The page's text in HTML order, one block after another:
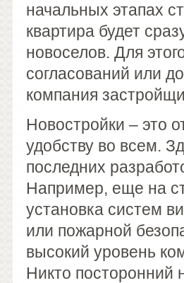
начальных этапах
квартира будет
новоселов. Для
согласований или
компания
Новостройки – это
удобству во всем.
последних
Например, еще на
установка систем
или пожарной
высокий уровень
Никто посторонний